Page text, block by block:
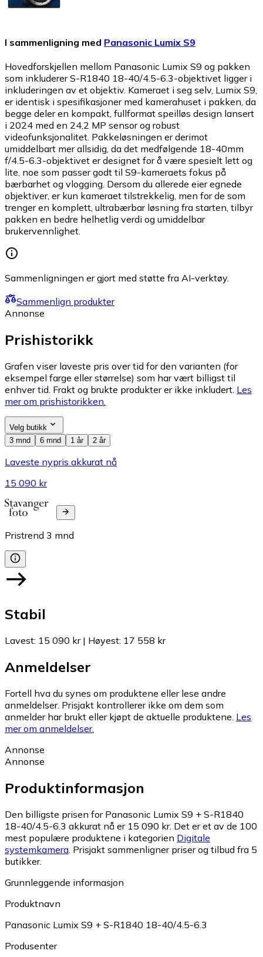
I sammenligning med Panasonic Lumix S9
Hovedforskjellen mellom Panasonic Lumix S9 og pakken
som inkluderer S-R1840 18-40/4.5-6.3-objektivet ligger i
inkluderingen av et objektiv. Kameraet i seg selv, Lumix S9,
er identisk i spesifikasjoner med kamerahuset i pakken, da
begge deler en kompakt, fullformat speilløs design lansert
i 2024 med en 24,2 MP sensor og robust
videofunksjonalitet. Pakkeløsningen er derimot
umiddelbart mer allsidig, da det medfølgende 18-40mm
f/4.5-6.3-objektivet er designet for å være spesielt lett og
lite, noe som passer godt til S9-kameraets fokus på
bærbarhet og vlogging. Dersom du allerede eier egnede
objektiver, er kun kameraet tilstrekkelig, men for de som
trenger en komplett, ultrabærbar løsning fra starten, tilbyr
pakken en bedre helhetlig verdi og umiddelbar
brukervennlighet.
Sammenligningen er gjort med støtte fra AI-verktøy.
Sammenlign produkter
Annonse
Prishistorikk
Grafen viser laveste pris over tid for den varianten (for
eksempel farge eller størrelse) som har vært billigst til
enhver tid. Frakt og brukte produkter er ikke inkludert. Les
mer om prishistorikken.
Velg butikk
3 mnd
6 mnd 1 år 2 år
Laveste nypris akkurat nå
15 090 kr
Pristrend 3 mnd
Stabil
Lavest: 15 090 kr| Høyest: 17 558 kr
Anmeldelser
Fortell hva du synes om produktene eller lese andre
anmeldelser. Prisjakt kontrollerer ikke om dem som
anmelder har brukt eller kjøpt de aktuelle produktene. Les
mer om anmeldelser.
Annonse
Annonse
Produktinformasjon
Den billigste prisen for Panasonic Lumix S9 + S-R1840
18-40/4.5-6.3 akkurat nå er 15 090 kr. Det er et av de 100
mest populære produktene i kategorien Digitale
systemkamera Prisjakt sammenligner priser og tilbud fra 5
butikker.
Grunnleggende informasjon
Produktnavn
Panasonic Lumix S9 + S-R1840 18-40/4.5-6.3
Produsenter